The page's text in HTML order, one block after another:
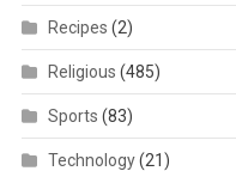
Recipes (2)
Religious (485)
Sports (83)
Technology(21)